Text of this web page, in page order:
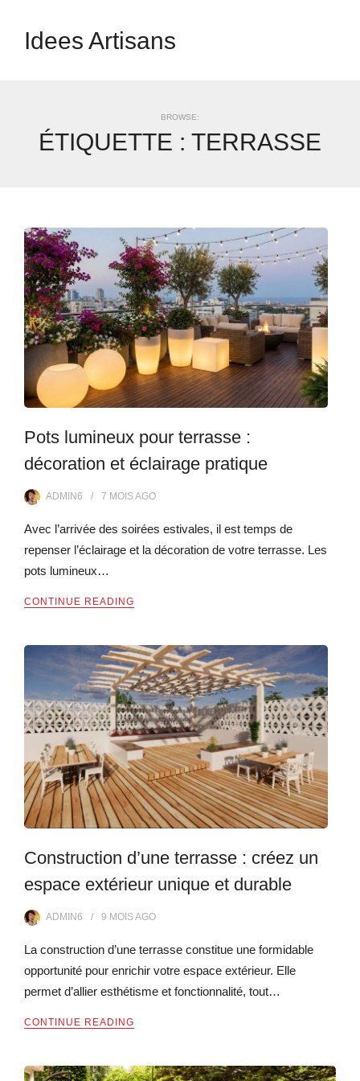
Idees Artisans
BROWSE:
ÉTIQUETTE : TERRASSE
Pots lumineux pour terrasse :
décoration et éclairage pratique
ADMIN6 7 MOISAGO
Avec l’arrivée des soirées estivales, il est temps de
repenser l’éclairage et la décoration de votre terrasse. Les
pots lumineux…
CONTINUE READING
Construction d’une terrasse : créez un
espace extérieur unique et durable
ADMIN6 9 MOISAGO
La construction d’une terrasse constitue une formidable
opportunité pour enrichir votre espace extérieur. Elle
permet d’allier esthétisme et fonctionnalité, tout…
CONTINUE READING